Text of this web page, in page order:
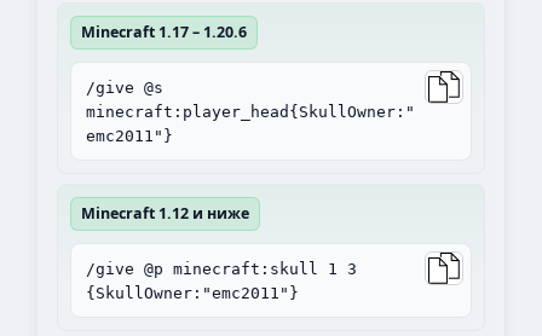
Minecraft 1.17 – 1.20.6
/give @s
minecraft:player_head{SkullOwner:"
emc2011"}
Minecraft 1.12 и ниже
/give @p minecraft:skull 1 3
{SkullOwner:"emc2011"}